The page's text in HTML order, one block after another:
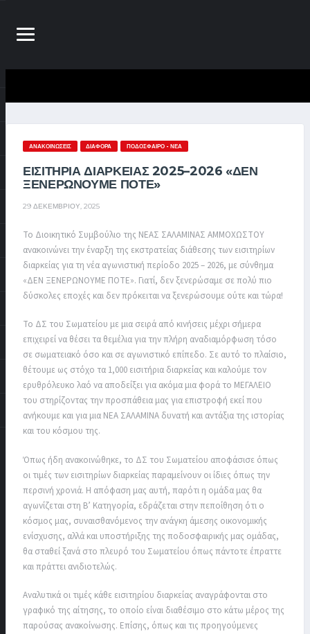
ΑΝΑΚΟΙΝΏΣΕΙΣ ΔΙΆΦΟΡΑ ΠΟΔΌΣΦΑΙΡΟ - ΝΈΑ
ΕΙΣΙΤΗΡΙΑ ΔΙΑΡΚΕΙΑΣ 2025–2026 «ΔΕΝ
ΞΕΝΕΡΩΝΟΥΜΕ ΠΟΤΕ»
29 ΔΕΚΕΜΒΡΊΟΥ, 2025
Το Διοικητικό Συμβούλιο της ΝΕΑΣ ΣΑΛΑΜΙΝΑΣ ΑΜΜΟΧΩΣΤΟΥ
ανακοινώνει την έναρξη της εκστρατείας διάθεσης των εισιτηρίων
διαρκείας για τη νέα αγωνιστική περίοδο 2025 – 2026, με σύνθημα
«ΔΕΝ ΞΕΝΕΡΩΝΟΥΜΕ ΠΟΤΕ». Γιατί, δεν ξενερώσαμε σε πολύ πιο
δύσκολες εποχές και δεν πρόκειται να ξενερώσουμε ούτε και τώρα!
Το ΔΣ του Σωματείου με μια σειρά από κινήσεις μέχρι σήμερα
επιχειρεί να θέσει τα θεμέλια για την πλήρη αναδιαμόρφωση τόσο
σε σωματειακό όσο και σε αγωνιστικό επίπεδο. Σε αυτό το πλαίσιο,
θέτουμε ως στόχο τα 1,000 εισιτήρια διαρκείας και καλούμε τον
ερυθρόλευκο λαό να αποδείξει για ακόμα μια φορά το ΜΕΓΑΛΕΙΟ
του στηρίζοντας την προσπάθεια μας για επιστροφή εκεί που
ανήκουμε και για μια ΝΕΑ ΣΑΛΑΜΙΝΑ δυνατή και αντάξια της ιστορίας
και του κόσμου της.
Όπως ήδη ανακοινώθηκε, το ΔΣ του Σωματείου αποφάσισε όπως
οι τιμές των εισιτηρίων διαρκείας παραμείνουν οι ίδιες όπως την
περσινή χρονιά. Η απόφαση μας αυτή, παρότι η ομάδα μας θα
αγωνίζεται στη Β’ Κατηγορία, εδράζεται στην πεποίθηση ότι ο
κόσμος μας, συναισθανόμενος την ανάγκη άμεσης οικονομικής
ενίσχυσης, αλλά και υποστήριξης της ποδοσφαιρικής μας ομάδας,
θα σταθεί ξανά στο πλευρό του Σωματείου όπως πάντοτε έπραττε
και πράττει ανιδιοτελώς.
Αναλυτικά οι τιμές κάθε εισιτηρίου διαρκείας αναγράφονται στο
γραφικό της αίτησης, το οποίο είναι διαθέσιμο στο κάτω μέρος της
παρούσας ανακοίνωσης. Επίσης, όπως και τις προηγούμενες